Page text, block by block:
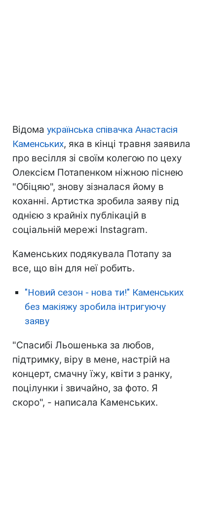
Відома українська співачка Анастасія
Каменських, яка в кінці травня заявила
про весілля зі своїм колегою по цеху
Олексієм Потапенком ніжною піснею
"Обіцяю", знову зізналася йому в
коханні. Артистка зробила заяву під
однією з крайніх публікацій в
соціальній мережі Instagram.
Каменських подякувала Потапу за
все, що він для неї робить.
"Новий сезон - нова ти!" Каменських
без макіяжу зробила інтригуючу
заяву
"Спасибі Льошенька за любов,
підтримку, віру в мене, настрій на
концерт, смачну їжу, квіти з ранку,
поцілунки і звичайно, за фото. Я
скоро", - написала Каменських.